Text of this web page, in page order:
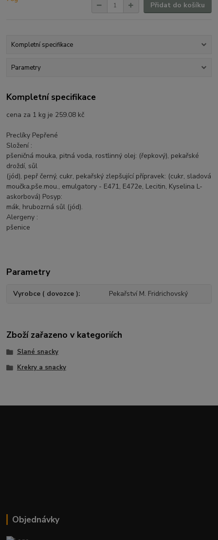
Přidat do košíku
Kompletní specifikace
Parametry
Kompletní specifikace
cena za 1 kg je 259.08 kč
Preclíky Pepřené
Složení :
pšeničná mouka, pitná voda, rostlinný olej: (řepkový), pekařské
droždí, sůl
(jód), pepř černý, cukr, pekařský zlepšující přípravek: (cukr, sladová
moučka,pše.mou., emulgatory - E471, E472e, Lecitin, Kyselina L-
askorbová) Posyp:
mák, hrubozrná sůl (jód).
Alergeny :
pšenice
Parametry
Vyrobce ( dovozce ) Pekařství M. Fridrichovský
Zboží zařazeno v kategoriích
Slané snacky
Krekry a snacky
Objednávky